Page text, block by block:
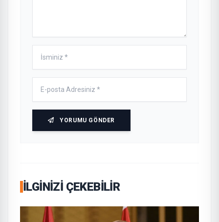
YORUMU GÖNDER
İLGINIZI ÇEKEBILIR